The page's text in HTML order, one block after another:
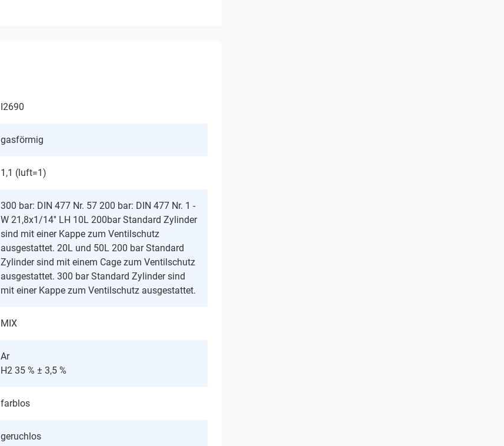
I2690
gasförmig
1,1 (luft=1)
300 bar: DIN 477 Nr. 57 200 bar: DIN 477 Nr. 1 -
W 21,8x1/14'' LH 10L 200bar Standard Zylinder
sind mit einer Kappe zum Ventilschutz
ausgestattet. 20L und 50L 200 bar Standard
Zylinder sind mit einem Cage zum Ventilschutz
ausgestattet. 300 bar Standard Zylinder sind
mit einer Kappe zum Ventilschutz ausgestattet.
MIX
Ar
H2 35 % ± 3,5 %
farblos
geruchlos